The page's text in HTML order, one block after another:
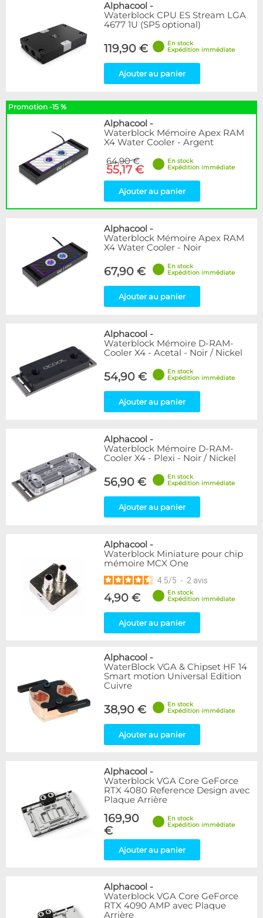
Alphacool -
Waterblock CPU ES Stream LGA
4677 1U (SP5 optional)
119,90 €
En stock
Expédition immédiate
Ajouter au panier
Promotion -15 %
Alphacool -
Waterblock Mémoire Apex RAM
X4 Water Cooler - Argent
64,90 €
55,17 €
En stock
Expédition immédiate
Ajouter au panier
Alphacool -
Waterblock Mémoire Apex RAM
X4 Water Cooler - Noir
67,90 €
En stock
Expédition immédiate
Ajouter au panier
Alphacool -
Waterblock Mémoire D-RAM-
Cooler X4 - Acetal - Noir / Nickel
54,90 €
En stock
Expédition immédiate
Ajouter au panier
Alphacool -
Waterblock Mémoire D-RAM-
Cooler X4 - Plexi - Noir / Nickel
56,90 €
En stock
Expédition immédiate
Ajouter au panier
Alphacool -
Waterblock Miniature pour chip
mémoire MCX One
4.5/5 - 2 avis
4,90 €
En stock
Expédition immédiate
Ajouter au panier
Alphacool -
WaterBlock VGA & Chipset HF 14
Smart motion Universal Edition
Cuivre
38,90 €
En stock
Expédition immédiate
Ajouter au panier
Alphacool -
Waterblock VGA Core GeForce
RTX 4080 Reference Design avec
Plaque Arrière
169,90
€
En stock
Expédition immédiate
Ajouter au panier
Alphacool -
Waterblock VGA Core GeForce
RTX 4090 AMP avec Plaque
Arrière